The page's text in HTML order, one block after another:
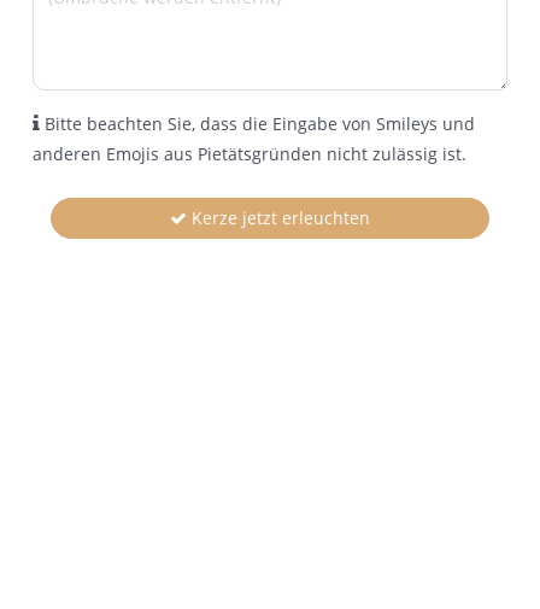
Bitte beachten Sie, dass die Eingabe von Smileys und
anderen Emojis aus Pietätsgründen nicht zulässig ist.
Kerze jetzt erleuchten